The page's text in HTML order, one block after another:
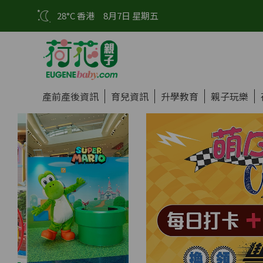
28°C 香港 8月7日 星期五
產前產後資訊 育兒資訊 升學教育 親子玩樂